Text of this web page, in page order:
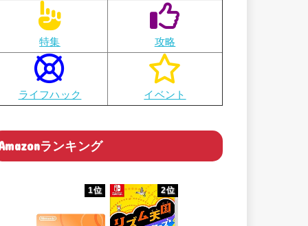
特集 攻略
ライフハック イベント
ランキング
1位 2位